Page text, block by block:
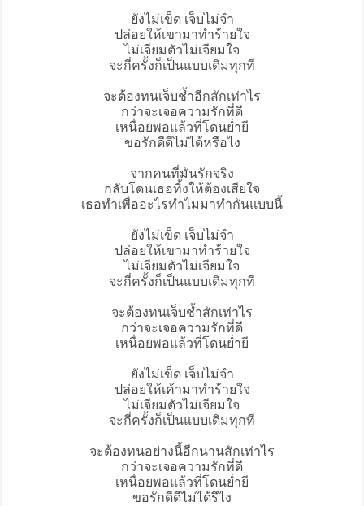
ยังไม่เข็ด เจ็บไม่จำ
ปล่อยให้เขามาทำร้ายใจ
ไม่เจียมตัวไม่เจียมใจ
จะกี่ครั้งก็เป็นแบบเดิมทุกที
จะต้องทนเจ็บช้ำอีกสักเท่าไร
กว่าจะเจอความรักที่ดี
เหนื่อยพอแล้วที่โดนย่ำยี
ขอรักดีดีไม่ได้หรือไง
จากคนที่มันรักจริง
กลับโดนเธอทิ้งให้ต้องเสียใจ
เธอทำเพื่ออะไรทำไมมาทำกันแบบนี้
ยังไม่เข็ด เจ็บไม่จำ
ปล่อยให้เขามาทำร้ายใจ
ไม่เจียมตัวไม่เจียมใจ
จะกี่ครั้งก็เป็นแบบเดิมทุกที
จะต้องทนเจ็บช้ำสักเท่าไร
กว่าจะเจอความรักที่ดี
เหนื่อยพอแล้วที่โดนย่ำยี
ยังไม่เข็ด เจ็บไม่จำ
ปล่อยให้เค้ามาทำร้ายใจ
ไม่เจียมตัวไม่เจียมใจ
จะกี่ครั้งก็เป็นแบบเดิมทุกที
จะต้องทนอย่างนี้อีกนานสักเท่าไร
กว่าจะเจอความรักที่ดี
เหนื่อยพอแล้วที่โดนย่ำยี
ขอรักดีดีไม่ได้รึไง